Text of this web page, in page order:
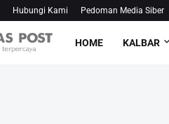
Hubungi Kami Pedoman Media Siber
HOME KALBAR